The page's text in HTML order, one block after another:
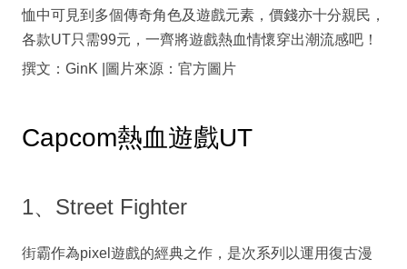
恤中可見到多個傳奇角色及遊戲元素，價錢亦十分親民，
各款UT只需99元，一齊將遊戲熱血情懷穿出潮流感吧！
撰文：GinK |圖片來源：官方圖片
Capcom熱血遊戲UT
1、Street Fighter
街霸作為pixel遊戲的經典之作，是次系列以運用復古漫